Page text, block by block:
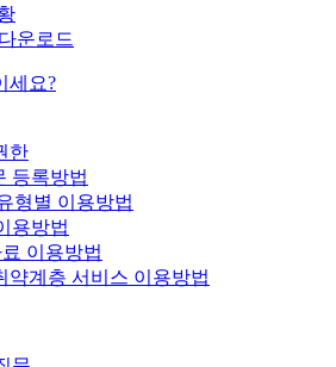
운로드
세요?
한
등록방법
형별 이용방법
용방법
이용방법
약계층 서비스 이용방법